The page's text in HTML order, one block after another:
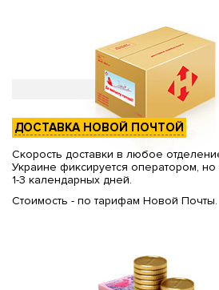
ДОСТАВКА НОВОЙ ПОЧТОЙ
Скорость доставки в любое
Украине фиксируется оператором,
1-3 календарных дней.
Стоимость - по тарифам Новой Почты.